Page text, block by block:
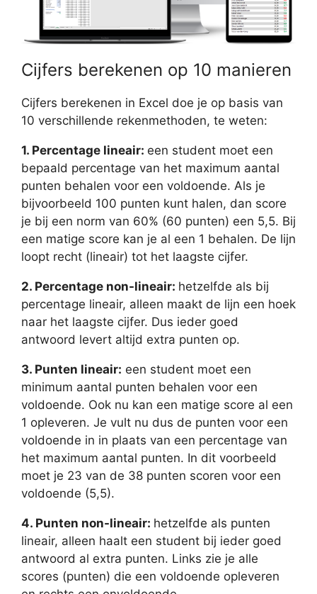
Cijfers berekenen op 10 manieren
Cijfers berekenen in Excel doe je op basis van
10 verschillende rekenmethoden, te weten:
1. Percentage lineair: een student moet een
bepaald percentage van het maximum aantal
punten behalen voor een voldoende. Als je
bijvoorbeeld 100 punten kunt halen, dan score
je bij een norm van 60% (60 punten) een 5,5. Bij
een matige score kan je al een 1 behalen. De lijn
loopt recht (lineair) tot het laagste cijfer.
2. Percentage non-lineair: hetzelfde als bij
percentage lineair, alleen maakt de lijn een hoek
naar het laagste cijfer. Dus ieder goed
antwoord levert altijd extra punten op.
3. Punten lineair: een student moet een
minimum aantal punten behalen voor een
voldoende. Ook nu kan een matige score al een
1 opleveren. Je vult nu dus de punten voor een
voldoende in in plaats van een percentage van
het maximum aantal punten. In dit voorbeeld
moet je 23 van de 38 punten scoren voor een
voldoende (5,5).
4. Punten non-lineair: hetzelfde als punten
lineair, alleen haalt een student bij ieder goed
antwoord al extra punten. Links zie je alle
scores (punten) die een voldoende opleveren